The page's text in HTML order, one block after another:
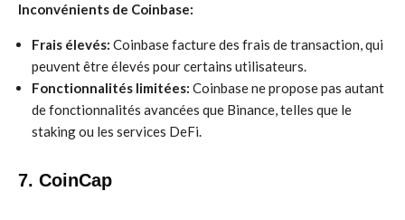
Inconvénients de Coinbase:
Frais élevés: Coinbase facture des frais de transaction, qui
peuvent être élevés pour certains utilisateurs.
Fonctionnalités limitées: Coinbase ne propose pas autant
de fonctionnalités avancées que Binance, telles que le
staking ou les services DeFi.
7. CoinCap